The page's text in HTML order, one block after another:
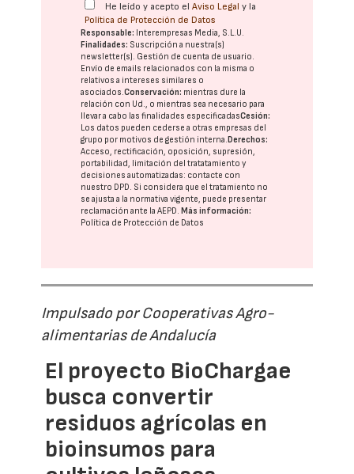
He leído y acepto elAviso Legal y la
Política de Protección de Datos
Responsable: Interempresas Media, S.L.U.
Finalidades: Suscripción a nuestra(s)
newsletter(s). Gestión de cuenta de usuario.
Envío de emails relacionados con la misma o
relativos a intereses similares o
asociados.Conservación: mientras dure la
relación con Ud., o mientras sea necesario para
llevar a cabo las finalidades especificadasCesión:
Los datos pueden cederse a otras empresas del
grupo por motivos de gestión interna. Derechos:
Acceso, rectificación, oposición, supresión,
portabilidad, limitación del tratatamiento y
decisiones automatizadas: contacte con
nuestro DPD. Si considera que el tratamiento no
se ajusta a la normativa vigente, puede presentar
reclamación ante laAEPD. Más información:
Política de Protección de Datos
Impulsado por Cooperativas Agro-
alimentarias de Andalucía
El proyecto BioChargae
busca convertir
residuos agrícolas en
bioinsumos para